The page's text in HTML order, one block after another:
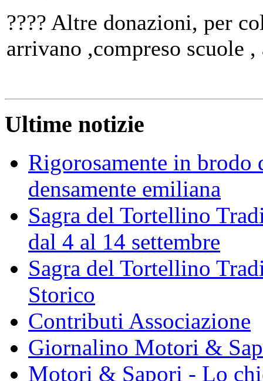
???? Altre donazioni, per
arrivano ,compreso scuole
Ultime notizie
Rigorosamente in brodo
densamente emiliana
Sagra del Tortellino
dal 4 al 14 settembre
Sagra del Tortellino
Storico
Contributi Associazione
Giornalino Motori &
Motori & Sapori - Lo